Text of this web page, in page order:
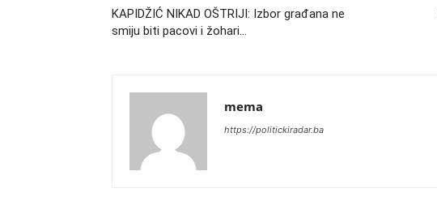
KAPIDŽIĆ NIKAD OŠTRIJI: Izbor građana ne
smiju biti pacovi i žohari…
mema
https://politickiradar.ba